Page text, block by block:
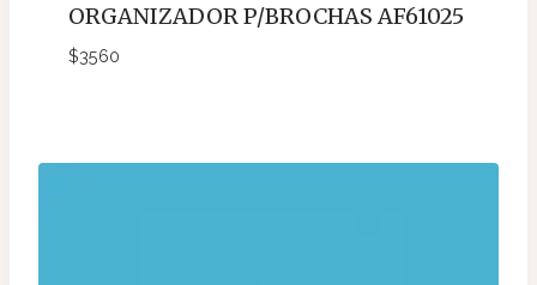
ORGANIZADOR P/BROCHAS AF61025
$3560